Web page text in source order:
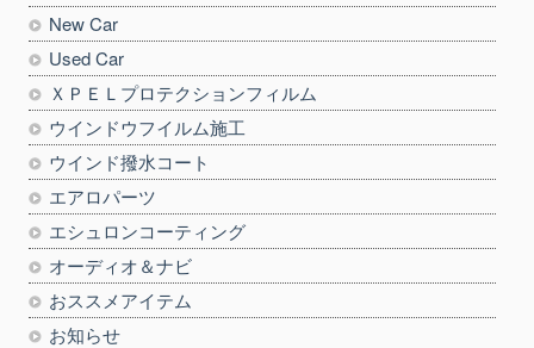
New Car
Used Car
ＸＰＥＬプロテクションフィルム
ウインドウフイルム施工
ウインド撥水コート
エアロパーツ
エシュロンコーティング
オーディオ＆ナビ
おススメアイテム
お知らせ